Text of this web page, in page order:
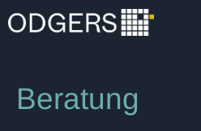
Services Beratung zu
Beratung